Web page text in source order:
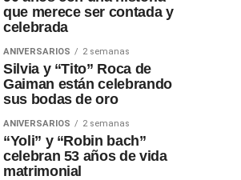
que merece ser contada y
celebrada
ANIVERSARIOS 2 semanas
Silvia y “Tito” Roca de
Gaiman están celebrando
sus bodas de oro
ANIVERSARIOS 2 semanas
“Yoli” y “Robin bach”
celebran 53 años de vida
matrimonial